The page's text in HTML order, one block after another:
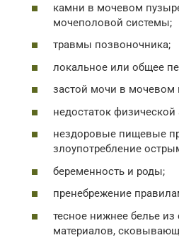
камни в мочевом
мочеполовой системы;
травмы позвоночника;
локальное или общее
застой мочи в мочевом
недостаток физической
нездоровые пищевые
злоупотребление
беременность и роды;
пренебрежение
тесное нижнее белье из
материалов,